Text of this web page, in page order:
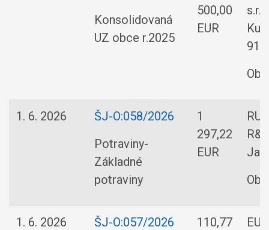
Konsolidovaná
UZ obce r.2025
500,00
EUR
1. 6. 2026
ŠJ-O:058/2026
Potraviny-
Základné
potraviny
1
297,22
EUR
1. 6. 2026
ŠJ-O:057/2026
110,77